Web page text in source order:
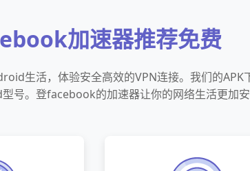
加速器推荐免费
生活，体验安全高效的VPN连接。我们的APK
号。登facebook的加速器让你的网络生活更加安